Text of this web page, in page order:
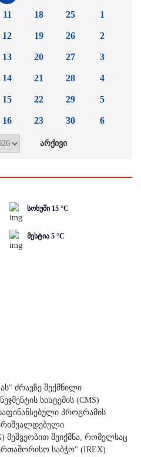
11
12
13
14
15
16
18
19
20
21
22
23
25
26
27
28
29
30
1
2
3
4
5
6
სოხუმი 15 °C
მესტია 5 °C
ძრავზე შექმნილი
სისტემის (CMS)
პროგრამის
მეშვეობით შეიქმნა, რომელსაც
საბჭო" (IREX)